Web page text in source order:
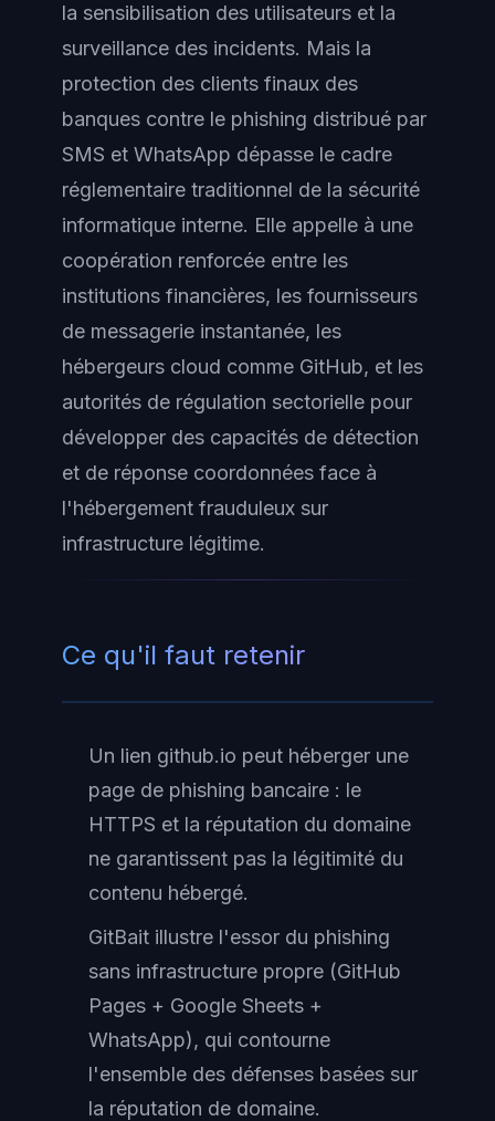
la sensibilisation des utilisateurs et la
surveillance des incidents. Mais la
protection des clients finaux des
banques contre le phishing distribué par
SMS et WhatsApp dépasse le cadre
réglementaire traditionnel de la sécurité
informatique interne. Elle appelle à une
coopération renforcée entre les
institutions financières, les fournisseurs
de messagerie instantanée, les
hébergeurs cloud comme GitHub, et les
autorités de régulation sectorielle pour
développer des capacités de détection
et de réponse coordonnées face à
l'hébergement frauduleux sur
infrastructure légitime.
Ce qu'il faut retenir
Un lien github.io peut héberger une
page de phishing bancaire : le
HTTPS et la réputation du domaine
ne garantissent pas la légitimité du
contenu hébergé.
GitBait illustre l'essor du phishing
sans infrastructure propre (GitHub
Pages + Google Sheets +
WhatsApp), qui contourne
l'ensemble des défenses basées sur
la réputation de domaine.